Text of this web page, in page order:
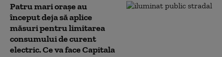
Patru mari orașe au
început deja să aplice
măsuri pentru limitarea
consumului de curent
electric. Ce va face Capitala